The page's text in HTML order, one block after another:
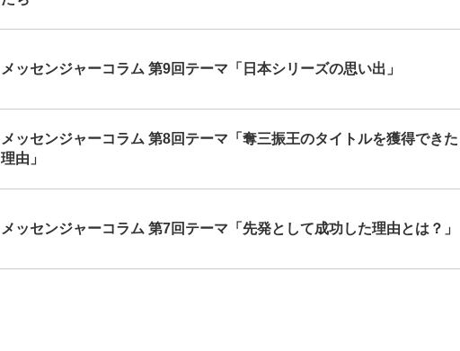
メッセンジャーコラム 第9回テーマ「日本シリーズの思い出」
メッセンジャーコラム 第8回テーマ「奪三振王のタイトルを獲得できた
理由」
メッセンジャーコラム 第7回テーマ「先発として成功した理由とは？」